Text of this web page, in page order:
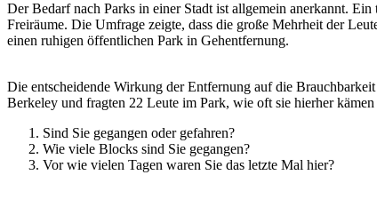
Der Bedarf nach Parks in einer Stadt ist allgemein anerkannt.
Freiräume. Die Umfrage zeigte, dass die große Mehrheit der
einen ruhigen öffentlichen Park in Gehentfernung.
Die entscheidende Wirkung der Entfernung auf die
Berkeley und fragten 22 Leute im Park, wie oft sie hierher
Sind Sie gegangen oder gefahren?
Wie viele Blocks sind Sie gegangen?
Vor wie vielen Tagen waren Sie das letzte Mal hier?